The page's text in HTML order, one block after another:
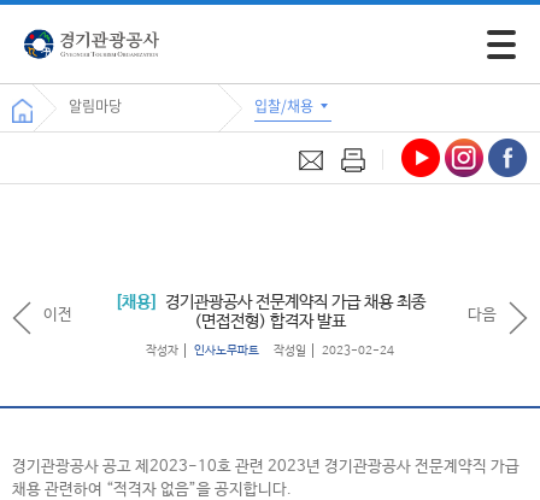
모바일
알림마당 입찰/채용
채용
경기관광공사 전문계약직 가급 채용 최종
(면접전형) 합격자 발표
작성자 인사노무파트 작성일 2023-02-24
이전 다음
경기관광공사 공고 제2023-10호 관련 2023년 경기관광공사 전문계약직 가급
채용 관련하여 “적격자 없음”을 공지합니다.